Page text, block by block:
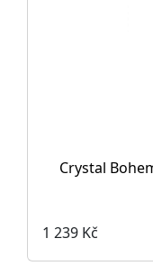
Crystal
1 239 Kč